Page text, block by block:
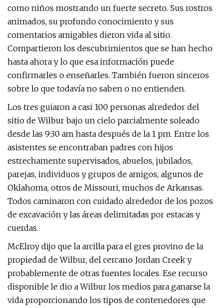
como niños mostrando un fuerte secreto. Sus rostros
animados, su profundo conocimiento y sus
comentarios amigables dieron vida al sitio.
Compartieron los descubrimientos que se han hecho
hasta ahora y lo que esa información puede
confirmarles o enseñarles. También fueron sinceros
sobre lo que todavía no saben o no entienden.
Los tres guiaron a casi 100 personas alrededor del
sitio de Wilbur bajo un cielo parcialmente soleado
desde las 9:30 am hasta después de la 1 pm. Entre los
asistentes se encontraban padres con hijos
estrechamente supervisados, abuelos, jubilados,
parejas, individuos y grupos de amigos, algunos de
Oklahoma, otros de Missouri, muchos de Arkansas.
Todos caminaron con cuidado alrededor de los pozos
de excavación y las áreas delimitadas por estacas y
cuerdas.
McElroy dijo que la arcilla para el gres provino de la
propiedad de Wilbur, del cercano Jordan Creek y
probablemente de otras fuentes locales. Ese recurso
disponible le dio a Wilbur los medios para ganarse la
vida proporcionando los tipos de contenedores que